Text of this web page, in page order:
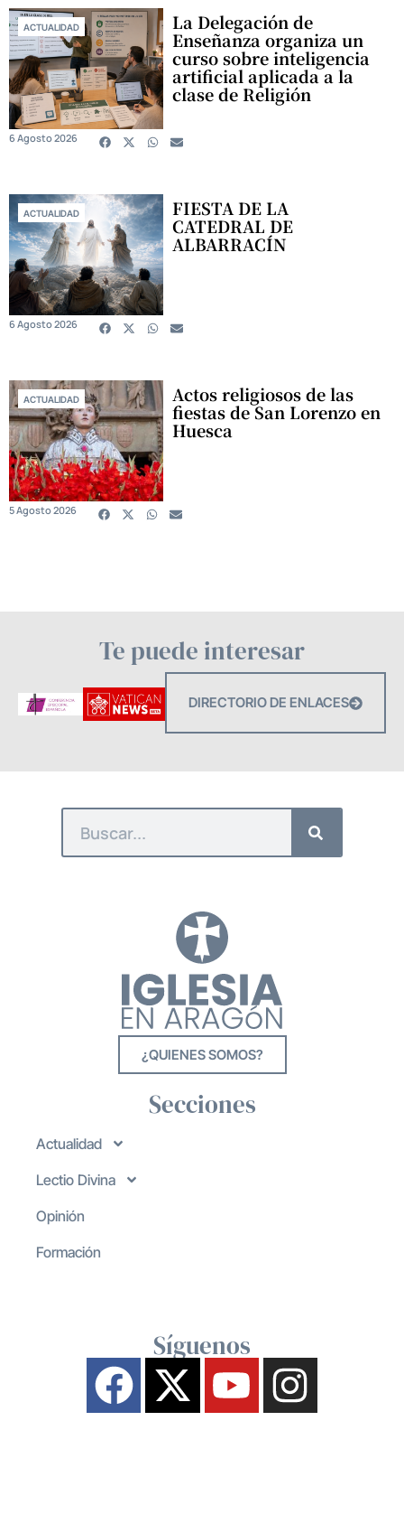
ACTUALIDAD La Delegación de
Enseñanza organiza un
curso sobre inteligencia
artificial aplicada a la
clase de Religión
6 Agosto 2026
ACTUALIDAD FIESTA DE LA
CATEDRAL DE
ALBARRACÍN
6 Agosto 2026
ACTUALIDAD Actos religiosos de las
fiestas de San Lorenzo en
Huesca
5 Agosto 2026
Te puede interesar
DIRECTORIO DE ENLACES
¿QUIENES SOMOS?
Secciones
Actualidad
Lectio Divina
Opinión
Formación
Síguenos